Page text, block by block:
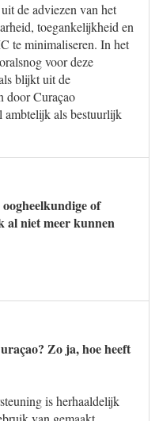
de adviezen van het
toegankelijkheid en
te minimaliseren. In het
voor deze
blijkt uit de
door Curaçao
als bestuurlijk
of
al niet meer kunnen
Zo ja, hoe heeft
is herhaaldelijk